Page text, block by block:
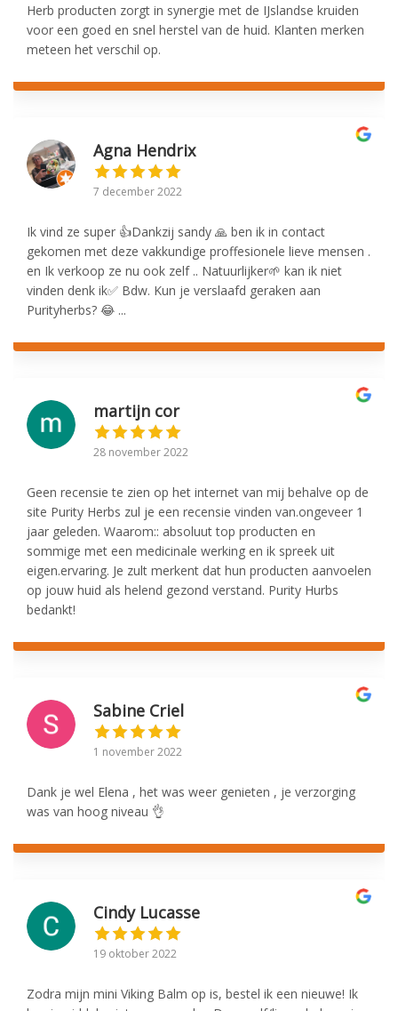
Herb producten zorgt in synergie met de IJslandse kruiden
voor een goed en snel herstel van de huid. Klanten merken
meteen het verschil op.
Agna Hendrix
7 december 2022
Ik vind ze super 👍Dankzij sandy 🙏 ben ik in contact
gekomen met deze vakkundige proffesionele lieve mensen .
en Ik verkoop ze nu ook zelf .. Natuurlijker🌱 kan ik niet
vinden denk ik✅️ Bdw. Kun je verslaafd geraken aan
Purityherbs? 😂 ...
martijn cor
28 november 2022
Geen recensie te zien op het internet van mij behalve op de
site Purity Herbs zul je een recensie vinden van.ongeveer 1
jaar geleden. Waarom:: absoluut top producten en
sommige met een medicinale werking en ik spreek uit
eigen.ervaring. Je zult merkent dat hun producten aanvoelen
op jouw huid als helend gezond verstand. Purity Hurbs
bedankt!
Sabine Criel
1 november 2022
Dank je wel Elena , het was weer genieten , je verzorging
was van hoog niveau 👌
Cindy Lucasse
19 oktober 2022
Zodra mijn mini Viking Balm op is, bestel ik een nieuwe! Ik